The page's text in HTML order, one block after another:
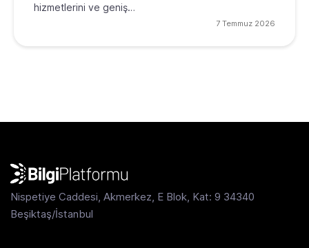
hizmetlerini ve geniş…
7 Temmuz 2026
Nispetiye Caddesi, Akmerkez, E Blok, Kat: 9 34340
Beşiktaş/İstanbul